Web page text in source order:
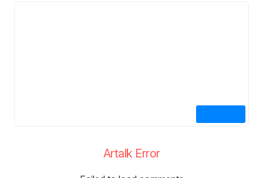
Artalk Error